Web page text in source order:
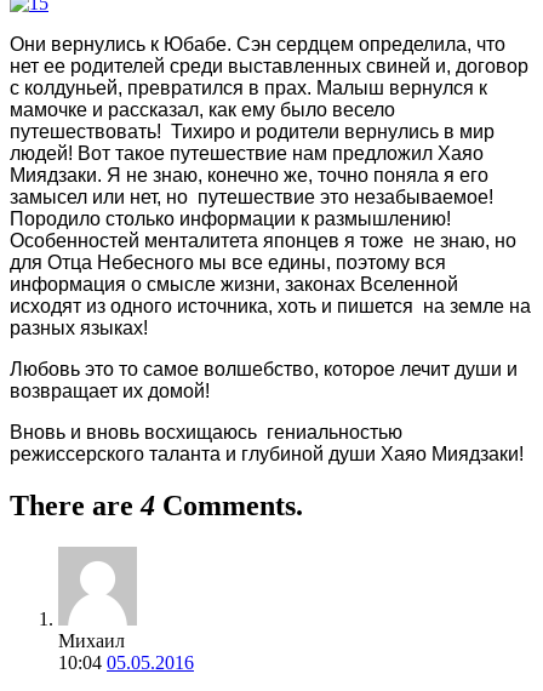
Они вернулись к Юбабе. Сэн сердцем определила, что
нет ее родителей среди выставленных свиней и, договор
с колдуньей, превратился в прах. Малыш вернулся к
мамочке и рассказал, как ему было весело
путешествовать! Тихиро и родители вернулись в мир
людей! Вот такое путешествие нам предложил Хаяо
Миядзаки. Я не знаю, конечно же, точно поняла я его
замысел или нет, но путешествие это незабываемое!
Породило столько информации к размышлению!
Особенностей менталитета японцев я тоже не знаю, но
для Отца Небесного мы все едины, поэтому вся
информация о смысле жизни, законах Вселенной
исходят из одного источника, хоть и пишется на земле на
разных языках!
Любовь это то самое волшебство, которое лечит души и
возвращает их домой!
Вновь и вновь восхищаюсь гениальностью
режиссерского таланта и глубиной души Хаяо Миядзаки!
There are4 Comments.
Михаил
10:04 05.05.2016